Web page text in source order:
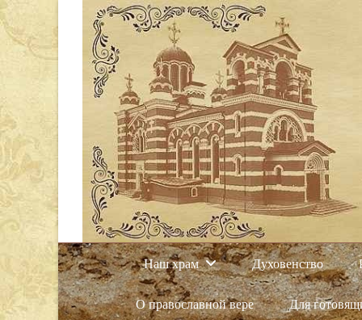
Наш храм Духовенство
О православной вере Для